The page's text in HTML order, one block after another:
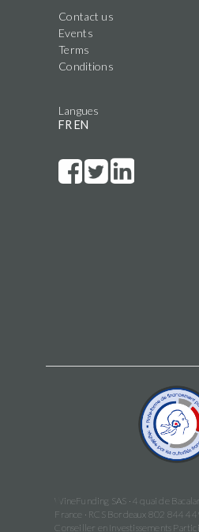
Contact us
Events
Terms
Conditions
Langues
FR EN
WineFunding SAS · 4 quai de
France · RCS Bordeaux 802 844
Conseiller en Investissements